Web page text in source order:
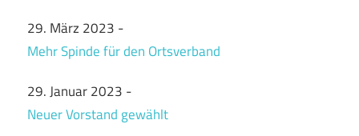
29. März 2023 -
Mehr Spinde für den Ortsverband
29. Januar 2023 -
Neuer Vorstand gewählt